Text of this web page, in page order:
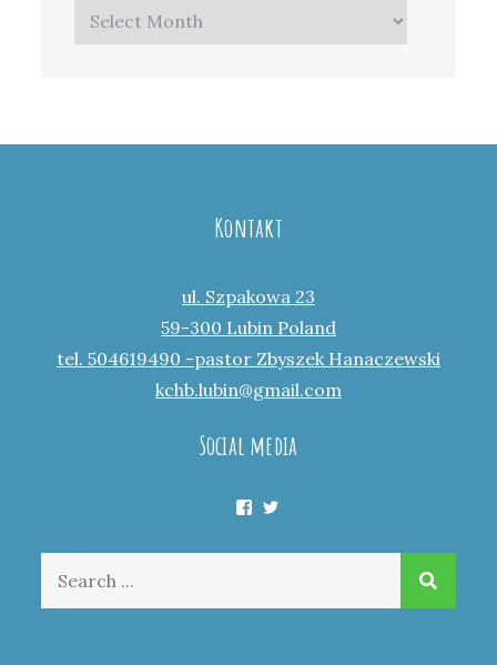
Archwium
Kontakt
ul. Szpakowa 23
59-300 Lubin Poland
tel. 504619490 -pastor Zbyszek Hanaczewski
kchb.lubin@gmail.com
Social media
Facebook